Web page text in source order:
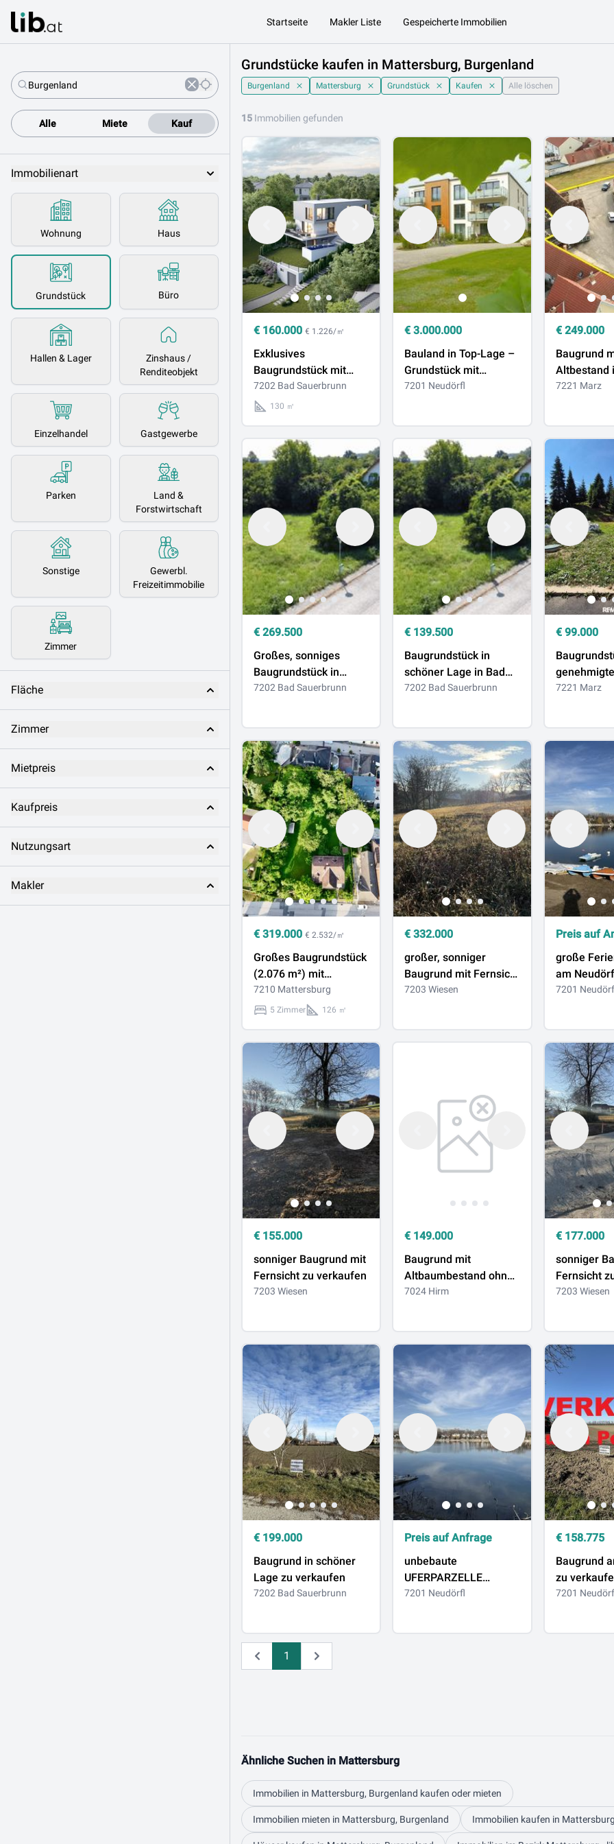
Startseite Makler Liste Gespeicherte Immobilien
Alle Miete Kauf
Immobilienart
Wohnung Haus
Grundstück Büro
Hallen & Lager
Zinshaus /
Renditeobjekt
Einzelhandel Gastgewerbe
Parken
Land &
Forstwirtschaft
Sonstige
Gewerbl.
Freizeitimmobilie
Zimmer
Fläche
Zimmer
Mietpreis
Kaufpreis
Nutzungsart
Makler
Grundstücke kaufen in Mattersburg, Burgenland
Burgenland Mattersburg Grundstück Kaufen Alle löschen
15 Immobilien gefunden
€ 160.000 € 1.226/㎡
Exklusives
Baugrundstück mit
bewilligter Luxusvilla in
Bestlage von Bad
7202 Bad Sauerbrunn
130 ㎡
€3.000.000
Bauland in Top-Lage –
Grundstück mit
Bestandsobjekt
7201 Neudörfl
€ 249.000
Baugrund
Altbestand
Zentrum!
7221 Marz
€ 269.500
Großes, sonniges
Baugrundstück in
schöner Lage in Bad
7202 Bad Sauerbrunn
€ 139.500
Baugrundstück in
schöner Lage in Bad
Sauerbrunn zu
7202 Bad Sauerbrunn
€ 99.000
Hausprojekt
Marz zu
7221 Marz
€ 319.000 € 2.532/㎡
Großes Baugrundstück
(2.076 m²) mit
Fernblick – Bestand
zum Abbruch – ruhige
7210 Mattersburg
5 Zimmer 126 ㎡
€332.000
großer, sonniger
Baugrund mit Fernsicht
zu verkaufen - auch für
7203 Wiesen
Preis auf
große
am
Strom und
7201
€ 155.000
sonniger Baugrund mit
Fernsicht zu verkaufen
7203 Wiesen
€ 149.000
Baugrund mit
Altbaumbestand ohne
Bauzwang zu
7024 Hirm
€ 177.000
sonniger
7203 Wiesen
€ 199.000
Baugrund in schöner
Lage zu verkaufen
7202 Bad Sauerbrunn
Preis auf Anfrage
unbebaute
UFERPARZELLE
ablösefrei zu vergeben
7201 Neudörfl
€ 158.775
Baugrund
zu
7201
Zurück
1 Weiter
Ähnliche Suchen in Mattersburg
Immobilien in Mattersburg, Burgenland kaufen oder mieten
Immobilien mieten in Mattersburg, Burgenland Immobilien kaufen in